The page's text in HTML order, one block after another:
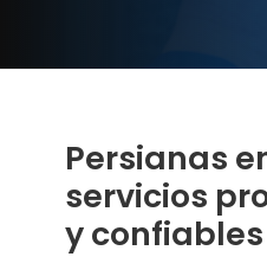
Persianas
servicios
y confiables